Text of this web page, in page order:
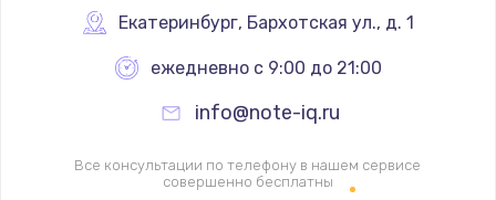
Настройка ОС
890 руб.
Екатеринбург, Бархотская ул., д. 1
ежедневно с 9:00 до 21:00
info@note-iq.ru
Все консультации по телефону в нашем сервисе
совершенно бесплатны